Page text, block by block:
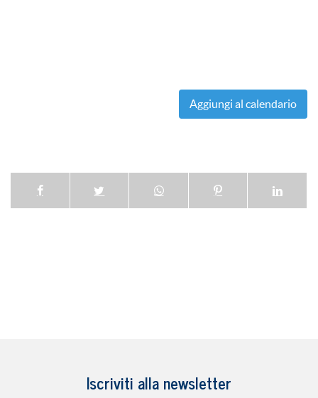
Aggiungi al calendario
Iscriviti alla newsletter